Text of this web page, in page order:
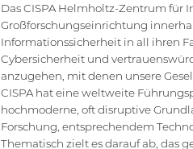
Das CISPA Helmholtz-Zentrum für
Großforschungseinrichtung
Informationssicherheit in all ihren
Cybersicherheit und
anzugehen, mit denen unsere
CISPA hat eine weltweite
hochmoderne, oft disruptive
Forschung, entsprechendem
Thematisch zielt es darauf ab, das